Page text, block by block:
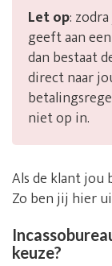
Let op:
geeft aan
dan bestaat
direct naar
niet op in.
Als de klant jou
Zo ben jij hier
keuze?